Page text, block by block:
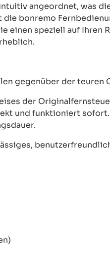
angeordnet, was
bonremo
einen speziell auf Ihren
gegenüber der teuren
der
und funktioniert sofort.